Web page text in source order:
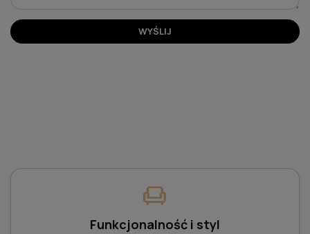
WYŚLIJ
chair
Funkcjonalność i styl